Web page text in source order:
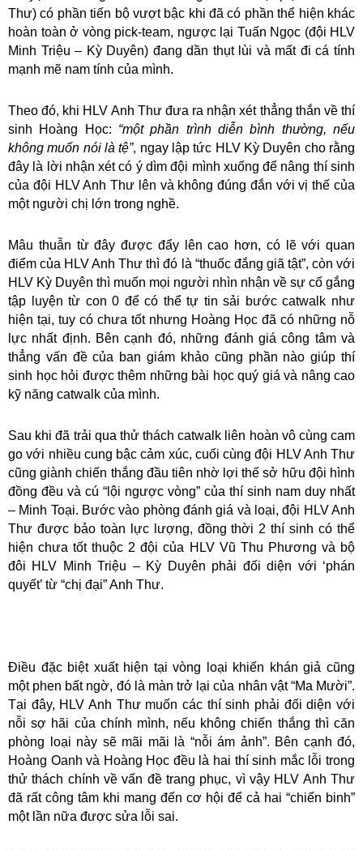
Thư) có phần tiến bộ vượt bậc khi đã có phần thể hiện khác
hoàn toàn ở vòng pick-team, ngược lại Tuấn Ngọc (đội HLV
Minh Triệu – Kỳ Duyên) đang dần thụt lùi và mất đi cá tính
mạnh mẽ nam tính của mình.
Theo đó, khi HLV Anh Thư đưa ra nhận xét thẳng thắn về thí
sinh Hoàng Học: “một phần trình diễn bình thường, nếu
không muốn nói là tệ”, ngay lập tức HLV Kỳ Duyên cho rằng
đây là lời nhận xét có ý dìm đội mình xuống để nâng thí sinh
của đội HLV Anh Thư lên và không đúng đắn với vị thế của
một người chị lớn trong nghề.
Mâu thuẫn từ đây được đẩy lên cao hơn, có lẽ với quan
điểm của HLV Anh Thư thì đó là “thuốc đắng giã tật”, còn với
HLV Kỳ Duyên thì muốn mọi người nhìn nhận về sự cố gắng
tập luyện từ con 0 để có thể tự tin sải bước catwalk như
hiện tại, tuy có chưa tốt nhưng Hoàng Học đã có những nỗ
lực nhất định. Bên cạnh đó, những đánh giá công tâm và
thẳng vấn đề của ban giám khảo cũng phần nào giúp thí
sinh học hỏi được thêm những bài học quý giá và nâng cao
kỹ năng catwalk của mình.
Sau khi đã trải qua thử thách catwalk liên hoàn vô cùng cam
go với nhiều cung bậc cảm xúc, cuối cùng đội HLV Anh Thư
cũng giành chiến thắng đầu tiên nhờ lợi thế sở hữu đội hình
đồng đều và cú “lội ngược vòng” của thí sinh nam duy nhất
– Minh Toại. Bước vào phòng đánh giá và loại, đội HLV Anh
Thư được bảo toàn lực lượng, đồng thời 2 thí sinh có thể
hiện chưa tốt thuộc 2 đội của HLV Vũ Thu Phương và bộ
đôi HLV Minh Triệu – Kỳ Duyên phải đối diện với ‘phán
quyết’ từ “chị đại” Anh Thư.
Điều đặc biệt xuất hiện tại vòng loại khiến khán giả cũng
một phen bất ngờ, đó là màntrở lại của nhân vật “Ma Mười”.
Tại đây, HLV Anh Thư muốn các thí sinh phải đối diện với
nỗi sợ hãi của chính mình, nếu không chiến thắng thì căn
phòng loại này sẽ mãi mãi là “nỗi ám ảnh”. Bên cạnh đó,
Hoàng Oanh và Hoàng Học đều là hai thí sinh mắc lỗi trong
thử thách chính về vấn đề trang phục, vì vậy HLV Anh Thư
đã rất công tâm khi mang đến cơ hội để cả hai “chiến binh”
một lần nữa được sửa lỗi sai.